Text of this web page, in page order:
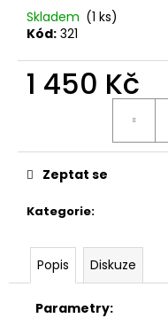
Skladem (1 ks)
Kód: 321
1 450 Kč
Kategorie:
Zeptat se
Popis Diskuze
Parametry:
u
e
m
SLON
STOJÍCÍ
20X24X10CM
DB
Kč